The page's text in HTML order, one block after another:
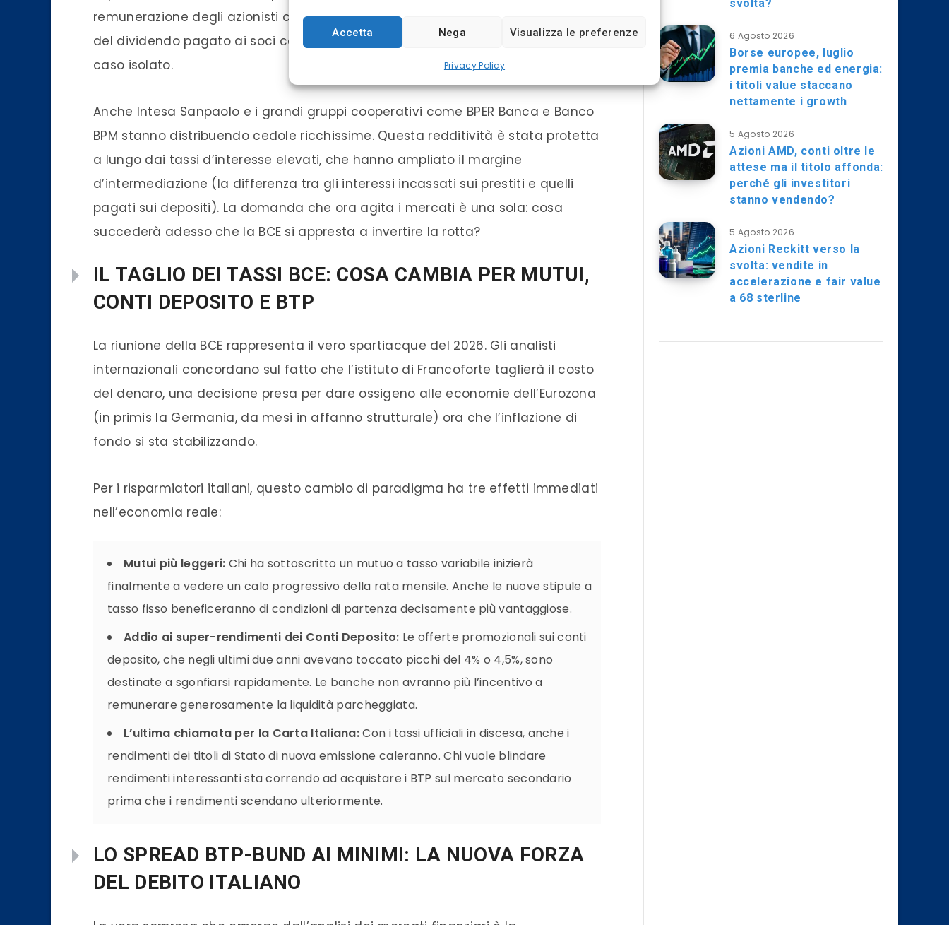
Accetta Nega Visualizza le preferenze
Privacy Policy
remunerazione degli azionisti che non ha eguali nel Vecchio Continente. Il saldo
del dividendo pagato ai soci certifica un rendimento da favola, ma non è un
caso isolato.
Anche Intesa Sanpaolo e i grandi gruppi cooperativi come BPER Banca e Banco
BPM stanno distribuendo cedole ricchissime. Questa redditività è stata protetta
a lungo dai tassi d’interesse elevati, che hanno ampliato il margine
d’intermediazione (la differenza tra gli interessi incassati sui prestiti e quelli
pagati sui depositi). La domanda che ora agita i mercati è una sola: cosa
succederà adesso che la BCE si appresta a invertire la rotta?
IL TAGLIO DEI TASSI BCE: COSA CAMBIA PER MUTUI,
CONTI DEPOSITO E BTP
La riunione della BCE rappresenta il vero spartiacque del 2026. Gli analisti
internazionali concordano sul fatto che l’istituto di Francoforte taglierà il costo
del denaro, una decisione presa per dare ossigeno alle economie dell’Eurozona
(in primis la Germania, da mesi in affanno strutturale) ora che l’inflazione di
fondo si sta stabilizzando.
Per i risparmiatori italiani, questo cambio di paradigma ha tre effetti immediati
nell’economia reale:
Mutui più leggeri: Chi ha sottoscritto un mutuo a tasso variabile inizierà
finalmente a vedere un calo progressivo della rata mensile. Anche le nuove stipule a
tasso fisso beneficeranno di condizioni di partenza decisamente più vantaggiose.
Addio ai super-rendimenti dei Conti Deposito: Le offerte promozionali sui conti
deposito, che negli ultimi due anni avevano toccato picchi del 4% o 4,5%, sono
destinate a sgonfiarsi rapidamente. Le banche non avranno più l’incentivo a
remunerare generosamente la liquidità parcheggiata.
L’ultima chiamata per la Carta Italiana:Con i tassi ufficiali in discesa, anche i
rendimenti dei titoli di Stato di nuova emissione caleranno. Chi vuole blindare
rendimenti interessanti sta correndo ad acquistare i BTP sul mercato secondario
prima che i rendimenti scendano ulteriormente.
LO SPREAD BTP-BUND AI MINIMI: LA NUOVA FORZA
DEL DEBITO ITALIANO
svolta?
6 Agosto 2026
Borse europee, luglio
premia banche ed energia:
i titoli value staccano
nettamente i growth
5 Agosto 2026
Azioni AMD, conti oltre le
attese ma il titolo affonda:
perché gli investitori
stanno vendendo?
5 Agosto 2026
Azioni Reckitt verso la
svolta: vendite in
accelerazione e fair value
a 68 sterline